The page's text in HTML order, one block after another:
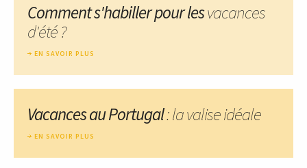
Comment s'habiller pour lesvacances
d'été ?
EN SAVOIR PLUS
Vacances au Portugal: la valise idéale
EN SAVOIR PLUS